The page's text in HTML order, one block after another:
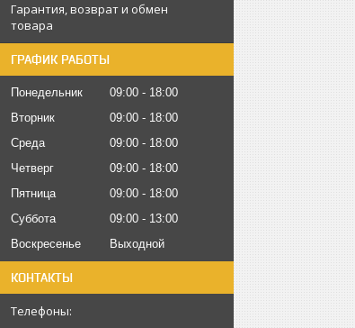
Гарантия, возврат и обмен
товара
ГРАФИК РАБОТЫ
Понедельник 09:00
18:00
Вторник
09:00
18:00
Среда
09:00
18:00
Четверг
09:00
18:00
Пятница
09:00
18:00
Суббота
09:00
13:00
Воскресенье
Выходной
КОНТАКТЫ